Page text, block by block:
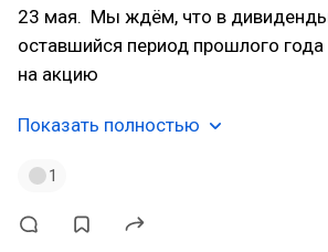
23 мая. Мы ждём, что в
оставшийся период прошлого
на акцию
Показать полностью
1